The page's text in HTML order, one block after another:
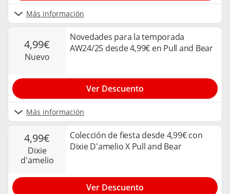
Más información
4,99€
nuevo
Novedades para la temporada
AW24/25 desde 4,99€ en Pull and Bear
Más información
Ver Descuento
4,99€
dixie
d'amelio
Colección de fiesta desde 4,99€ con
Dixie D'amelio X Pull and Bear
Ver Descuento